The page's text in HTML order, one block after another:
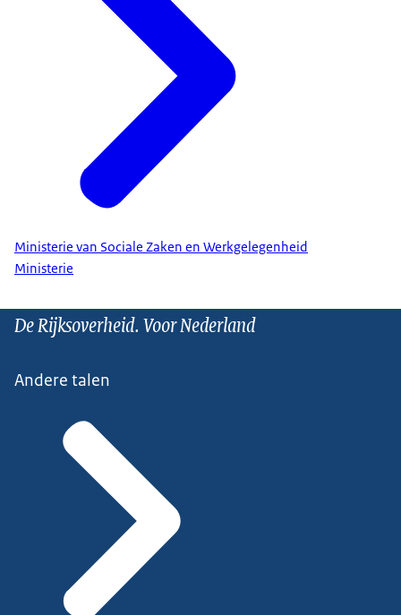
Ministerie van Sociale Zaken en Werkgelegenheid
Ministerie
De Rijksoverheid. Voor Nederland
Andere talen